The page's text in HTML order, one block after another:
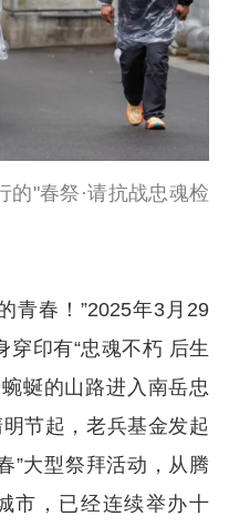
的"春祭·请抗战忠魂检
青春！”2025年3月29
穿印有“忠魂不朽 后生
蜒的山路进入南岳忠
节起，老兵基金发起
”大型祭拜活动，从腾
市，已经连续举办十